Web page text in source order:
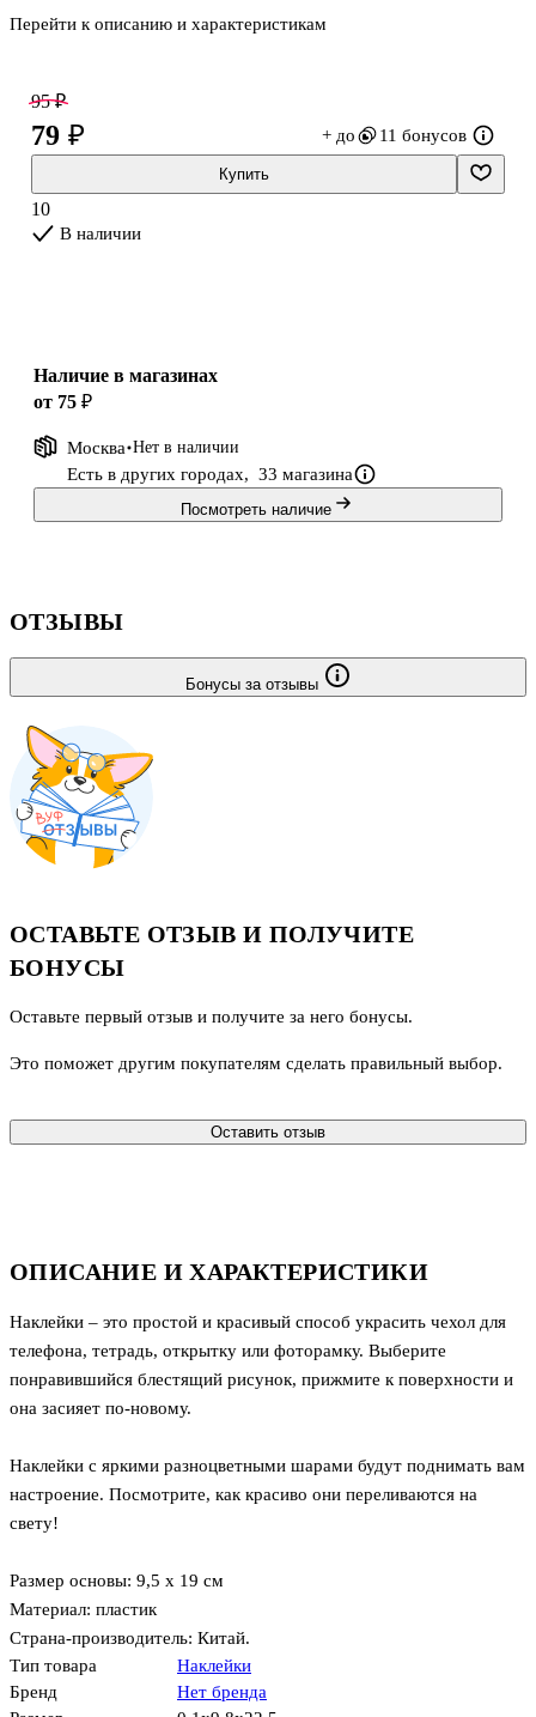
Наклейки с яркими разноцветными шарами будут поднимать вам
Размер основы: 9,5 х 19 см
Страна-производитель: Китай.
Перейти к описанию и характеристикам
95 ₽
79 ₽ + до 11 бонусов
Купить
10
В наличии
Наличие в магазинах
от 75 ₽
Москва Нет в наличии
Есть в других городах, 33 магазина
Посмотреть наличие
ОПИСАНИЕ И ХАРАКТЕРИСТИКИ
Наклейки – это простой и красивый способ украсить чехол для
телефона, тетрадь, открытку или фоторамку. Выберите
понравившийся блестящий рисунок, прижмите к поверхности и
она засияет по-новому.
Наклейки с яркими разноцветными шарами будут поднимать вам
настроение. Посмотрите, как красиво они переливаются на
свету!
Размер основы: 9,5 х 19 см
Материал: пластик
Страна-производитель: Китай.
Тип товара
Наклейки
Бренд
Нет бренда
ОТЗЫВЫ
Бонусы за отзывы
ОСТАВЬТЕ ОТЗЫВ И ПОЛУЧИТЕ
БОНУСЫ
Оставьте первый отзыв и получите за него бонусы.
Это поможет другим покупателям сделать правильный выбор.
Оставить отзыв